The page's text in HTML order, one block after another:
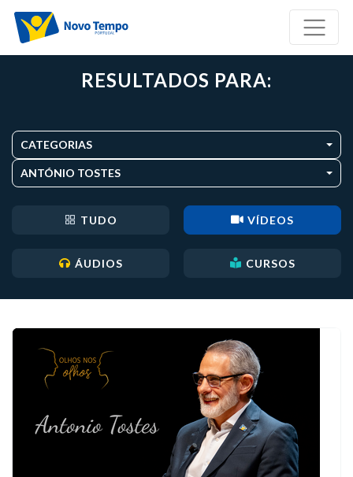
RESULTADOS PARA:
CATEGORIAS
ANTÓNIO TOSTES
TUDO VÍDEOS
ÁUDIOS CURSOS